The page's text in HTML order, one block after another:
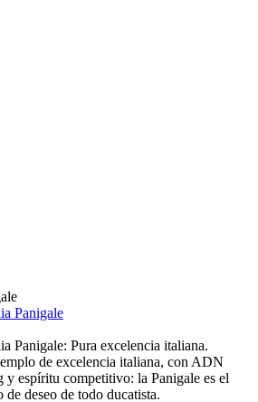
Panigale
Panigale: Pura excelencia italiana.
de excelencia italiana, con ADN
y espíritu competitivo: la Panigale es el
de deseo de todo ducatista.